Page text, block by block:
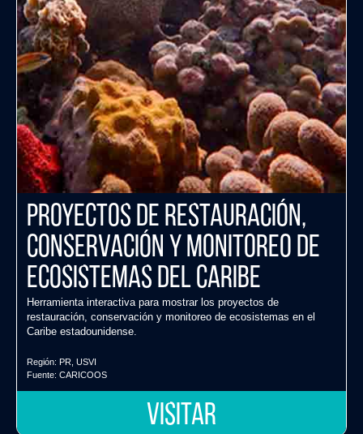
Proyectos de Restauración,
Conservación y Monitoreo de
Ecosistemas del Caribe
Herramienta interactiva para mostrar los proyectos de
restauración, conservación y monitoreo de ecosistemas en el
Caribe estadounidense.
Región: PR, USVI
Fuente: CARICOOS
VISITAR